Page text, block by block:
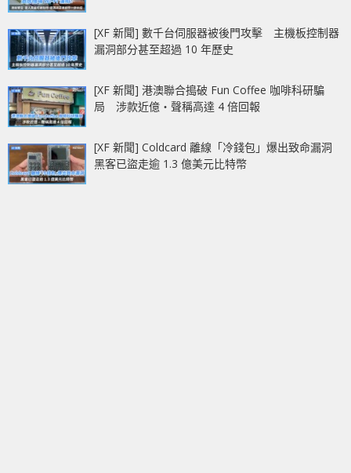
[XF 新聞] 數千台伺服器被後門攻擊 主機板控制器
漏洞部分甚至超過 10 年歷史
[XF 新聞] 港澳聯合搗破 Fun Coffee 咖啡科研騙
局 涉款近億‧聲稱高達 4 倍回報
[XF 新聞] Coldcard 離線「冷錢包」爆出致命漏洞
黑客已盜走逾 1.3 億美元比特幣